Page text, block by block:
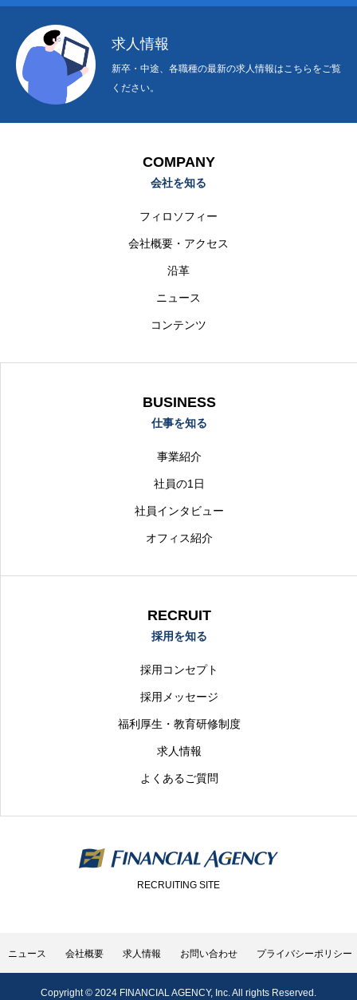
ご本人からの求めにより、当社が保有する開示対象個人情
報の利用目的の通知・開示・内容の訂正・追加又は削除・
利用の停止・消去及び第三者への提供の停止（「開示等」
といいます）に応じます。
6.個人情報の提供の任意性
当社への個人情報の提出は、あくまでも任意のものです
が、情報のご提出をいただけない場合に、お問い合わせに
対して適切に回答できない場合があります。
求人情報
新卒・中途、各職種の最新の求人情報はこちらをご覧
ください。
COMPANY
会社を知る
フィロソフィー
会社概要・アクセス
沿革
ニュース
コンテンツ
BUSINESS
仕事を知る
事業紹介
社員の1日
社員インタビュー
オフィス紹介
RECRUIT
採用を知る
採用コンセプト
採用メッセージ
福利厚生・教育研修制度
求人情報
よくあるご質問
RECRUITING SITE
ニュース 会社概要 求人情報 お問い合わせ プライバシーポリシー
Copyright © 2024 FINANCIAL AGENCY, Inc. All rights Reserved.